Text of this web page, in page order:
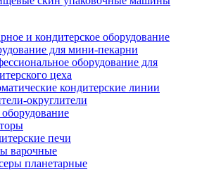
и кондитерское оборудование
для мини-пекарни
оборудование для
цеха
кондитерские линии
округлители
печи
варочные
планетарные